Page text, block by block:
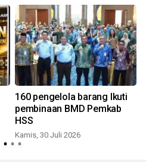
160 pengelola barang Ikuti
pembinaan BMD Pemkab
HSS
Kamis, 30 Juli 2026